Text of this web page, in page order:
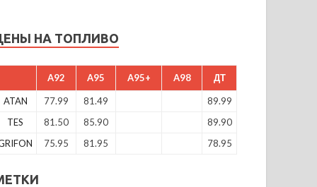
НА ТОПЛИВО
A92 A95 A95+ A98 ДТ
ATAN 77.99 81.49
89.99
TES
81.50 85.90
89.90
75.95 81.95 78.95